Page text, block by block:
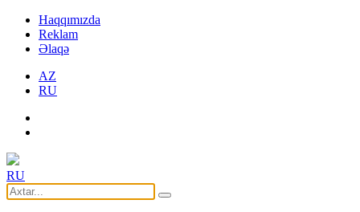
Haqqımızda
Reklam
Əlaqə
AZ
RU
RU